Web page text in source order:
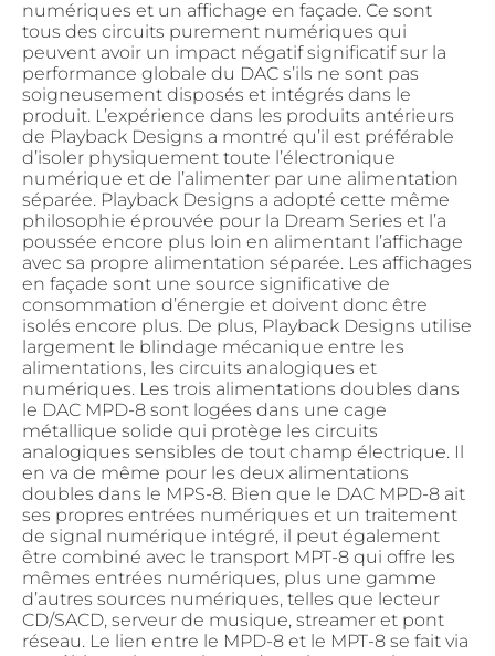
numériques et un affichage en façade. Ce sont
tous des circuits purement numériques qui
peuvent avoir un impact négatif significatif sur la
performance globale du DAC s’ils ne sont pas
soigneusement disposés et intégrés dans le
produit. L’expérience dans les produits antérieurs
de Playback Designs a montré qu’il est préférable
d’isoler physiquement toute l’électronique
numérique et de l’alimenter par une alimentation
séparée. Playback Designs a adopté cette même
philosophie éprouvée pour la Dream Series et l’a
poussée encore plus loin en alimentant l’affichage
avec sa propre alimentation séparée. Les affichages
en façade sont une source significative de
consommation d’énergie et doivent donc être
isolés encore plus. De plus, Playback Designs utilise
largement le blindage mécanique entre les
alimentations, les circuits analogiques et
numériques. Les trois alimentations doubles dans
le DAC MPD-8 sont logées dans une cage
métallique solide qui protège les circuits
analogiques sensibles de tout champ électrique. Il
en va de même pour les deux alimentations
doubles dans le MPS-8. Bien que le DAC MPD-8 ait
ses propres entrées numériques et un traitement
de signal numérique intégré, il peut également
être combiné avec le transport MPT-8 qui offre les
mêmes entrées numériques, plus une gamme
d’autres sources numériques, telles que lecteur
CD/SACD, serveur de musique, streamer et pont
réseau. Le lien entre le MPD-8 et le MPT-8 se fait via